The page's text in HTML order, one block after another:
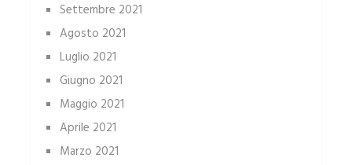
Settembre 2021
Agosto 2021
Luglio 2021
Giugno 2021
Maggio 2021
Aprile 2021
Marzo 2021